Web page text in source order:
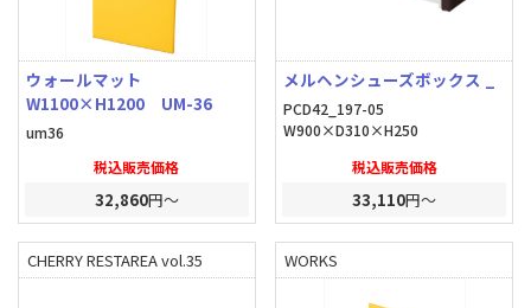
ウォールマット
W1100×H1200 UM-36
um36
税込販売価格
32,860円～
メルヘンシューズボックス _
PCD42_197-05
W900×D310×H250
税込販売価格
33,110円～
CHERRY RESTAREA vol.35 WORKS